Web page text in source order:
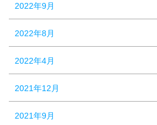
2022年9月
2022年8月
2022年4月
2021年12月
2021年9月